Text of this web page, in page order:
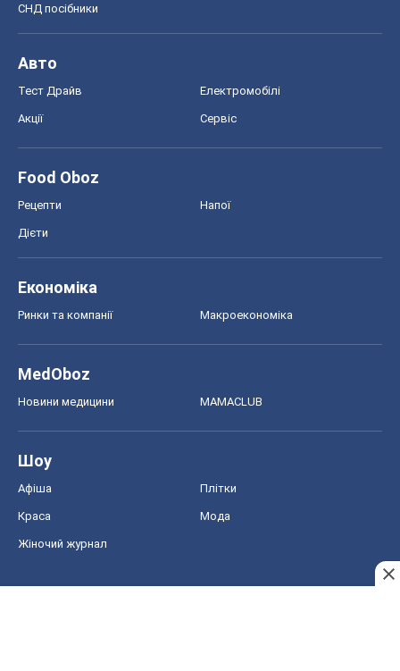
СНД посібники
Авто
Тест Драйв Електромобілі
Акції Сервіс
Food Oboz
Рецепти Напої
Дієти
Економіка
Ринки та компанії Макроекономіка
MedOboz
Новини медицини MAMACLUB
Шоу
Афіша Плітки
Краса Мода
Жіночий журнал